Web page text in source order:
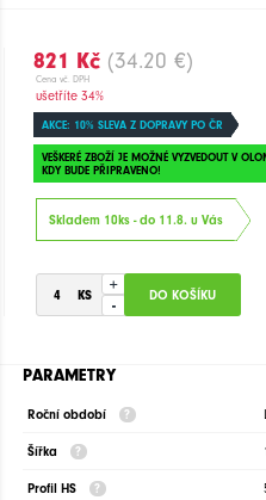
821 Kč (34.20 €)
Cena vč. DPH
ušetříte 34%
AKCE: 10% SLEVA Z DOPRAVY PO ČR
VEŠKERÉ ZBOŽÍ JE MOŽNÉ VYZVEDOUT V
KDY BUDE PŘIPRAVENO!
Skladem 10ks - do 11.8. u Vás
+
-
PARAMETRY
Roční období
Šířka
Profil HS